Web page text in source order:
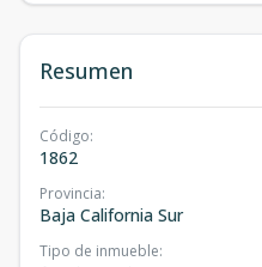
Resumen
Código:
1862
Provincia:
Baja California Sur
Tipo de inmueble: